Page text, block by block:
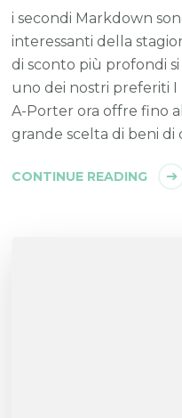
i secondi Markdown
interessanti della
di sconto più profondi
uno dei nostri preferiti
A-Porter ora offre fino
grande scelta di beni di
CONTINUE READING